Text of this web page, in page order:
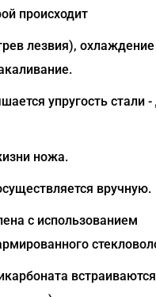
происходит
лезвия),
упругость стали -
ножа.
вручную.
с использованием